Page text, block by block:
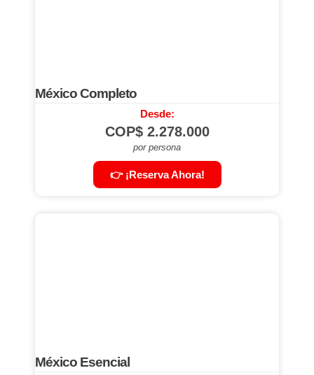
México Completo
Desde:
COP$2.278.000
por persona
👉 ¡Reserva Ahora!
México Esencial